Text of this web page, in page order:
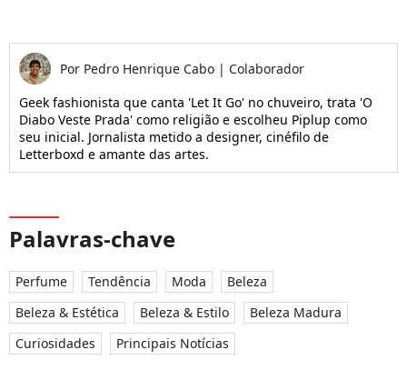
Por Pedro Henrique Cabo | Colaborador
Geek fashionista que canta 'Let It Go' no chuveiro, trata 'O
Diabo Veste Prada' como religião e escolheu Piplup como
seu inicial. Jornalista metido a designer, cinéfilo de
Letterboxd e amante das artes.
Palavras-chave
Perfume Tendência Moda
Beleza
Beleza & Estética
Beleza & Estilo
Beleza Madura
Curiosidades
Principais Notícias